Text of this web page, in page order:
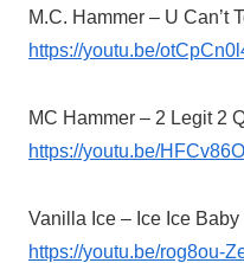
M.C. Hammer – U Can’t
https://youtu.be/
MC Hammer – 2 Legit 2
https://youtu.be/
Vanilla Ice – Ice Ice Baby
https://youtu.be/rog8ou-